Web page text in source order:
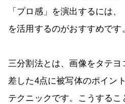
「プロ感」を演出するには
を活用するのがおすすめです
三分割法とは、画像をタテ
差した4点に被写体のポイン
テクニックです。こうする